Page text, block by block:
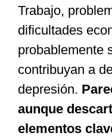
Trabajo,
dificultades
probablemente
contribuyan a
depresión.
aunque
elementos